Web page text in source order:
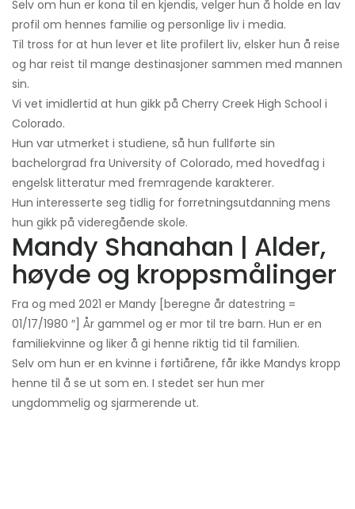
Selv om hun er kona til en kjendis, velger hun å holde en lav
profil om hennes familie og personlige liv i media.
Til tross for at hun lever et lite profilert liv, elsker hun å reise
og har reist til mange destinasjoner sammen med mannen
sin.
Vi vet imidlertid at hun gikk på Cherry Creek High School i
Colorado.
Hun var utmerket i studiene, så hun fullførte sin
bachelorgrad fra University of Colorado, med hovedfag i
engelsk litteratur med fremragende karakterer.
Hun interesserte seg tidlig for forretningsutdanning mens
hun gikk på videregående skole.
Mandy Shanahan | Alder,
høyde og kroppsmålinger
Fra og med 2021 er Mandy [beregne år datestring =
01/17/1980 ″] År gammel og er mor til tre barn. Hun er en
familiekvinne og liker å gi henne riktig tid til familien.
Selv om hun er en kvinne i førtiårene, får ikke Mandys kropp
henne til å se ut som en. I stedet ser hun mer
ungdommelig og sjarmerende ut.